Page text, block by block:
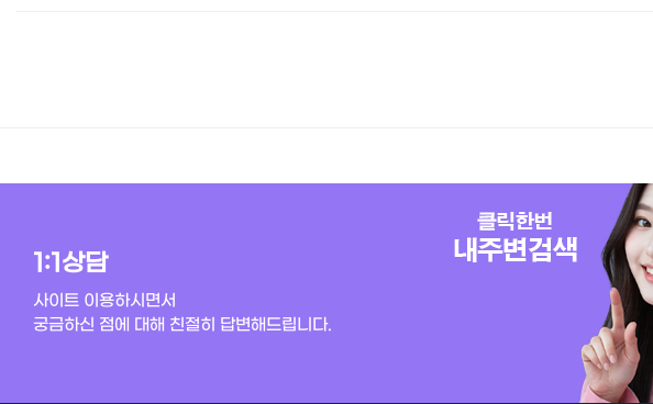
1:1상담
사이트 이용하시면서
궁금하신 점에 대해 친절히 답변해드립니다.